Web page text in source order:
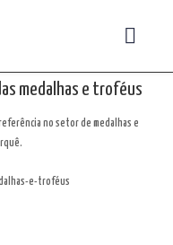
medalhas e troféus
no setor de medalhas e